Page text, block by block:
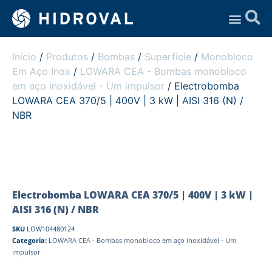
Início / Produtos / Bombas / Superfície / Monobloco
Em Aço Inox / LOWARA CEA - Bombas monobloco
em aço inoxidável - Um impulsor / Electrobomba
LOWARA CEA 370/5 | 400V | 3 kW | AISI 316 (N) /
NBR
Electrobomba LOWARA CEA 370/5 | 400V | 3 kW |
AISI 316 (N) / NBR
SKU LOW104480124
Categoria: LOWARA CEA - Bombas monobloco em aço inoxidável - Um
impulsor